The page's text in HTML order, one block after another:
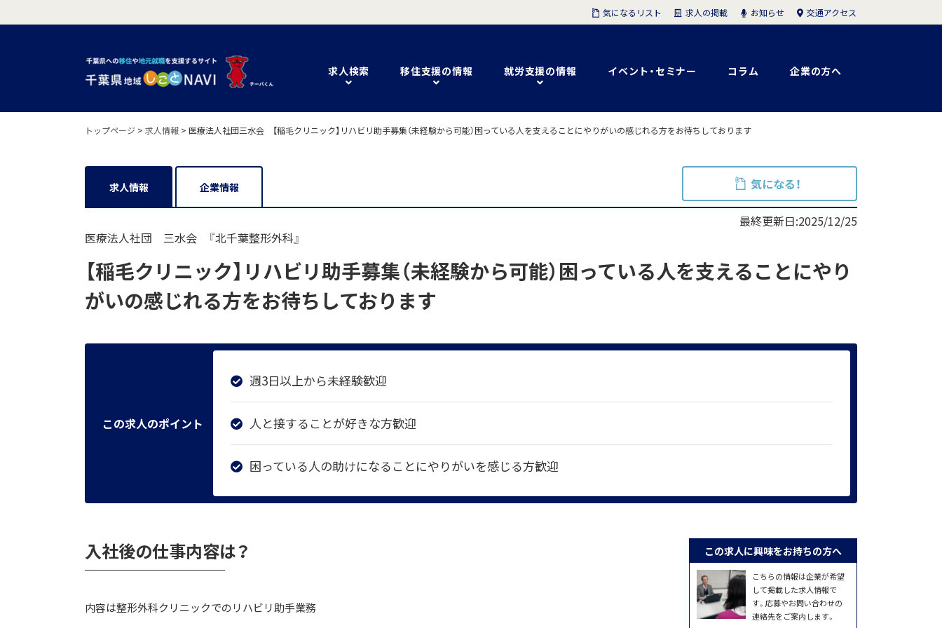
求人検索 移住支援の情報 就労支援の情報 イベント・セミナー コラム 企業の方へ
気になるリスト 求人の掲載 お知らせ 交通アクセス
トップページ > 求人情報 > 医療法人社団三水会 【稲毛クリニック】リハビリ助手募集（未経験から可能）困っている人を支えることにやりがいの感じれる方をお待ちしております
求人情報 企業情報 気になる！
最終更新日:2025/12/25
医療法人社団 三水会 『北千葉整形外科』
【稲毛クリニック】リハビリ助手募集（未経験から可能）困っている人を支えることにやり
がいの感じれる方をお待ちしております
この求人のポイント
週3日以上から未経験歓迎
人と接することが好きな方歓迎
困っている人の助けになることにやりがいを感じる方歓迎
入社後の仕事内容は？
内容は整形外科クリニックでのリハビリ助手業務
この求人に興味をお持ちの方へ
こちらの情報は企業が希望
して掲載した求人情報で
す。応募やお問い合わせの
連絡先をご案内します。